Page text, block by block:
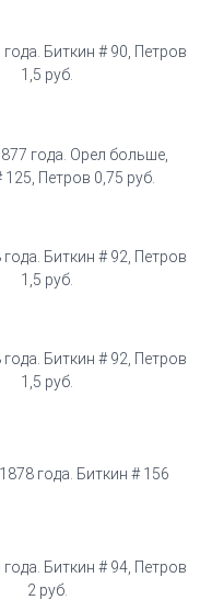
Биткин # 90, Петров
1,5 руб.
года. Орел больше,
125, Петров 0,75 руб.
Биткин # 92, Петров
1,5 руб.
Биткин # 92, Петров
1,5 руб.
года. Биткин # 156
Биткин # 94, Петров
2 руб.